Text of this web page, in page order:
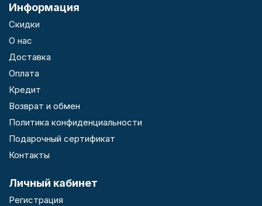
Информация
Скидки
О нас
Доставка
Оплата
Кредит
Возврат и обмен
Политика конфиденциальности
Подарочный сертификат
Контакты
Личный кабинет
Регистрация